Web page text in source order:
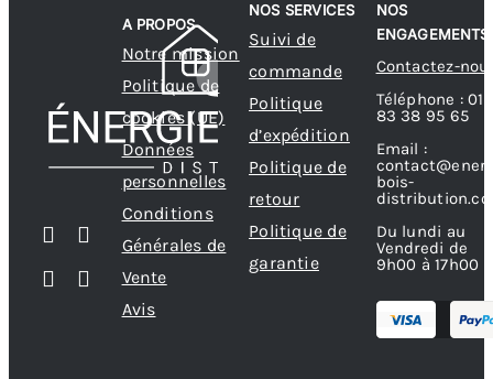
A PROPOS
Notre mission
Politique de
cookies (UE)
Données
personnelles
Conditions
Générales de
Vente
Avis
NOS SERVICES
Suivi de
commande
Politique
d’expédition
Politique de
retour
Politique de
garantie
NOS
ENGAGEMENTS
Contactez-
Téléphone : 01
83 38 95 65
Email :
bois-
Du lundi au
Vendredi de
9h00 à 17h00